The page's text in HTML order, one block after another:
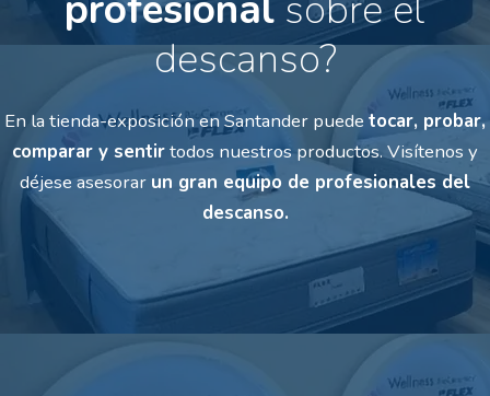
descanso?
En la tienda-exposición en Santander puede tocar, probar,
comparar y sentirtodos nuestros productos.Visítenos y
déjese asesorar un gran equipo de profesionales del
descanso.